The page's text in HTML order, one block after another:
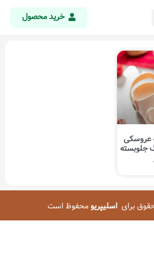
خرید محصول
عروسکی
جلوبسته
برایاسلیپریومحفوظ است